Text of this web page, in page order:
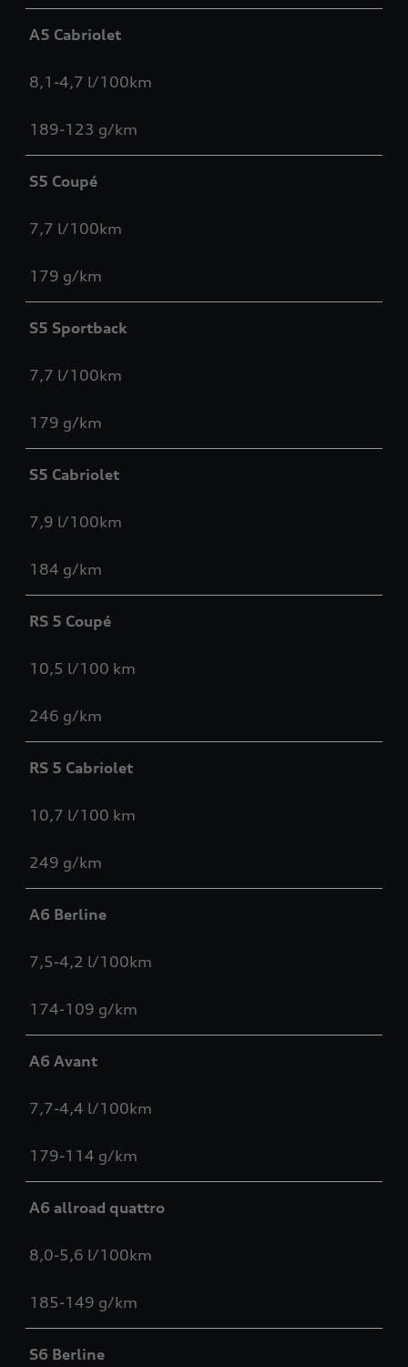
A5 Cabriolet
8,1-4,7 l/100km
189-123 g/km
S5 Coupé
7,7 l/100km
179 g/km
S5 Sportback
7,7 l/100km
179 g/km
S5 Cabriolet
7,9 l/100km
184 g/km
RS 5 Coupé
10,5 l/100 km
246 g/km
RS 5 Cabriolet
10,7 l/100 km
249 g/km
A6 Berline
7,5-4,2 l/100km
174-109 g/km
A6 Avant
7,7-4,4 l/100km
179-114 g/km
A6 allroad quattro
8,0-5,6 l/100km
185-149 g/km
S6 Berline